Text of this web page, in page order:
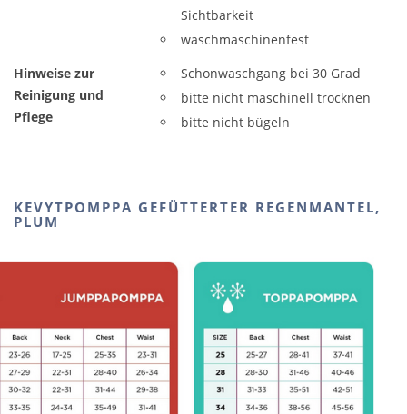
Sichtbarkeit
waschmaschinenfest
Hinweise zur
Reinigung und
Pflege
Schonwaschgang bei 30 Grad
bitte nicht maschinell trocknen
bitte nicht bügeln
KEVYTPOMPPA GEFÜTTERTER REGENMANTEL,
PLUM